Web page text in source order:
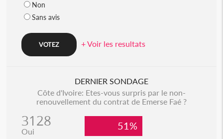
Non
Sans avis
+ Voir les resultats
DERNIER SONDAGE
Côte d'Ivoire: Etes-vous surpris par le non-
renouvellement du contrat de Emerse Faé ?
3128
Oui 51%